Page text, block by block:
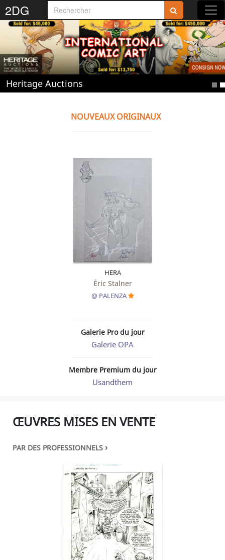
2DG Rejoignez-nous sur 2DG !
Accédez aux planches et illustrations
Découvrez de nouvelles fonctionnalités
Heritage Auctions
NOUVEAUX ORIGINAUX
HERA
Éric Stalner
@ PALENZA
Galerie Pro du jour
Galerie OPA
Membre Premium du jour
Usandthem
ŒUVRES MISES EN VENTE
PAR DES PROFESSIONNELS ›